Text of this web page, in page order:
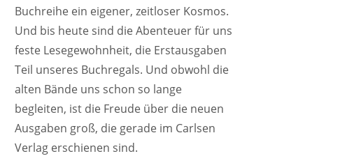
Buchreihe ein eigener, zeitloser Kosmos.
Und bis heute sind die Abenteuer für uns
feste Lesegewohnheit, die Erstausgaben
Teil unseres Buchregals. Und obwohl die
alten Bände uns schon so lange
begleiten, ist die Freude über die neuen
Ausgaben groß, die gerade im Carlsen
Verlag erschienen sind.